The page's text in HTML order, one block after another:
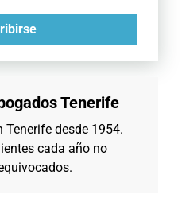
Tenerife
Tenerife desde 1954.
cada año no